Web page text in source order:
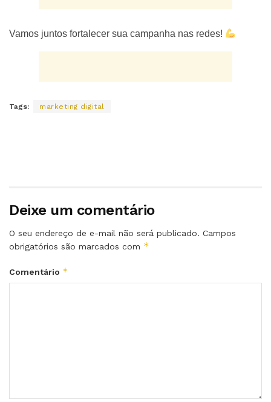
Vamos juntos fortalecer sua campanha nas redes!
Tags: marketing digital
Deixe um comentário
O seu endereço de e-mail não será publicado. Campos
obrigatórios são marcados com *
Comentário *